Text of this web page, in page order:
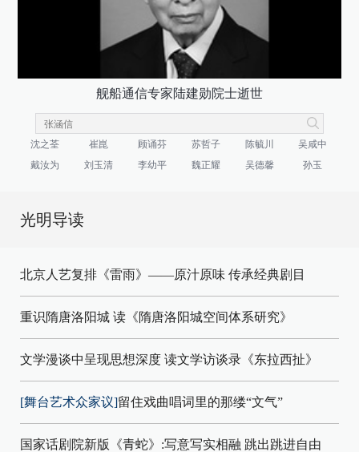
舰船通信专家陆建勋院士逝世
沈之荃 崔崑 顾诵芬 苏哲子 陈毓川
吴咸中
戴汝为
刘玉清 李幼平 魏正耀 吴德馨 孙玉
光明导读
北京人艺复排《雷雨》——原汁原味 传承经典剧目
重识隋唐洛阳城 读《隋唐洛阳城空间体系研究》
文学漫谈中呈现思想深度 读文学访谈录《东拉西扯》
[舞台艺术众家议]留住戏曲唱词里的那缕“文气”
国家话剧院新版《青蛇》:写意写实相融 跳出跳进自由